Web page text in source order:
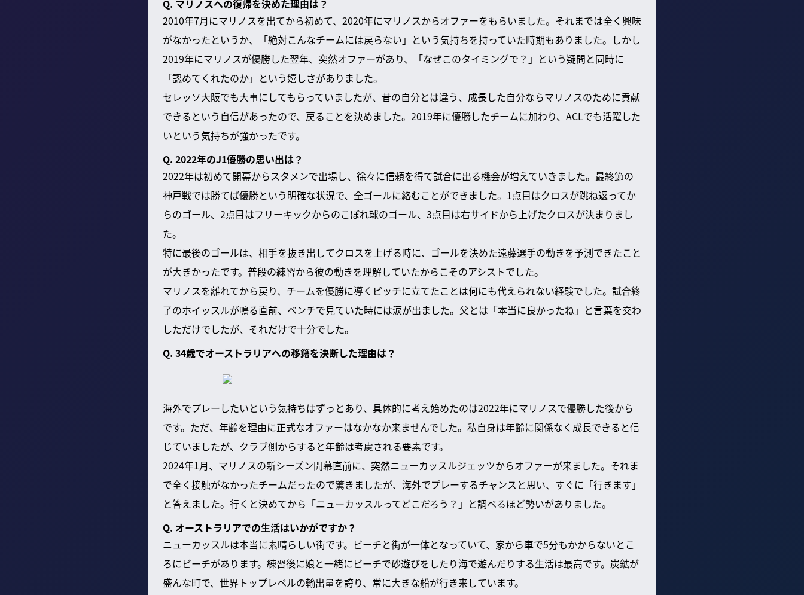
Q. マリノスへの復帰を決めた理由は？
2010年7月にマリノスを出てから初めて、2020年にマリノスからオファーをもらいました。それまでは全く興味
がなかったというか、「絶対こんなチームには戻らない」という気持ちを持っていた時期もありました。しかし
2019年にマリノスが優勝した翌年、突然オファーがあり、「なぜこのタイミングで？」という疑問と同時に
「認めてくれたのか」という嬉しさがありました。
セレッソ大阪でも大事にしてもらっていましたが、昔の自分とは違う、成長した自分ならマリノスのために貢献
できるという自信があったので、戻ることを決めました。2019年に優勝したチームに加わり、ACLでも活躍した
いという気持ちが強かったです。
Q. 2022年のJ1優勝の思い出は？
2022年は初めて開幕からスタメンで出場し、徐々に信頼を得て試合に出る機会が増えていきました。最終節の
神戸戦では勝てば優勝という明確な状況で、全ゴールに絡むことができました。1点目はクロスが跳ね返ってか
らのゴール、2点目はフリーキックからのこぼれ球のゴール、3点目は右サイドから上げたクロスが決まりまし
た。
特に最後のゴールは、相手を抜き出してクロスを上げる時に、ゴールを決めた遠藤選手の動きを予測できたこと
が大きかったです。普段の練習から彼の動きを理解していたからこそのアシストでした。
マリノスを離れてから戻り、チームを優勝に導くピッチに立てたことは何にも代えられない経験でした。試合終
了のホイッスルが鳴る直前、ベンチで見ていた時には涙が出ました。父とは「本当に良かったね」と言葉を交わ
しただけでしたが、それだけで十分でした。
Q. 34歳でオーストラリアへの移籍を決断した理由は？
海外でプレーしたいという気持ちはずっとあり、具体的に考え始めたのは2022年にマリノスで優勝した後から
です。ただ、年齢を理由に正式なオファーはなかなか来ませんでした。私自身は年齢に関係なく成長できると信
じていましたが、クラブ側からすると年齢は考慮される要素です。
2024年1月、マリノスの新シーズン開幕直前に、突然ニューカッスルジェッツからオファーが来ました。それま
で全く接触がなかったチームだったので驚きましたが、海外でプレーするチャンスと思い、すぐに「行きます」
と答えました。行くと決めてから「ニューカッスルってどこだろう？」と調べるほど勢いがありました。
Q. オーストラリアでの生活はいかがですか？
ニューカッスルは本当に素晴らしい街です。ビーチと街が一体となっていて、家から車で5分もかからないとこ
ろにビーチがあります。練習後に娘と一緒にビーチで砂遊びをしたり海で遊んだりする生活は最高です。炭鉱が
盛んな町で、世界トップレベルの輸出量を誇り、常に大きな船が行き来しています。